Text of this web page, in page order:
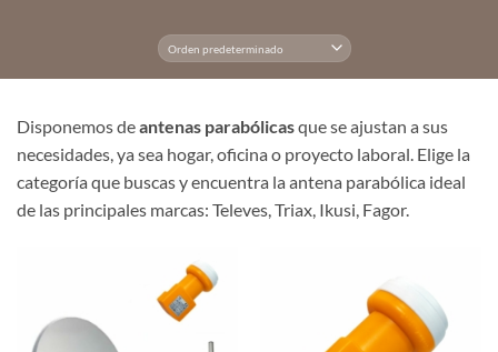
Disponemos deantenas parabólicasque se ajustan a sus
necesidades, ya sea hogar, oficina o proyecto laboral. Elige la
categoría que buscas y encuentra la antena parabólica ideal
de las principales marcas: Televes, Triax, Ikusi, Fagor.